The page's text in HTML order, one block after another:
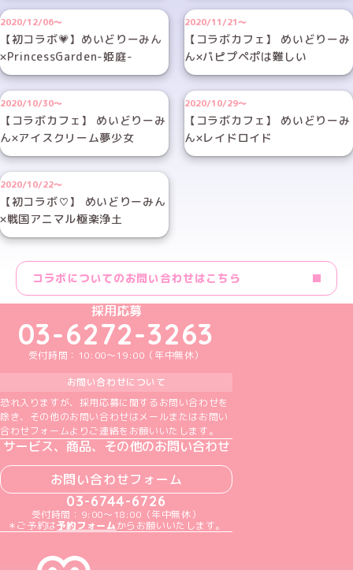
2020/12/06～
【初コラボ💗】めいどりーみん
×PrincessGarden-姫庭-
2020/11/21～
【コラボカフェ】 めいどりーみ
ん×パピプペポは難しい
2020/10/30～
【コラボカフェ】 めいどりーみ
ん×アイスクリーム夢少女
2020/10/29～
【コラボカフェ】 めいどりーみ
ん×レイドロイド
2020/10/22～
【初コラボ♡】 めいどりーみん
×戦国アニマル極楽浄土
コラボについてのお問い合わせはこちら
めいどりーみんTikTok公式アカウント
めいどりーみんX公式アカウント
めいどりーみんInstagram公式アカウント
めいどりーみんFacebook公式アカウン
めいどりーみんYouTube公式アカ
採用応募
03-6272-3263
受付時間：10:00～19:00（年中無休）
お問い合わせについて
恐れ入りますが、採用応募に関するお問い合わせを
除き、その他のお問い合わせはメールまたはお問い
合わせフォームよりご連絡をお願いいたします。
サービス、商品、その他のお問い合わせ
お問い合わせフォーム
03-6744-6726
受付時間：9:00～18:00（年中無休）
＊ご予約は予約フォームからお願いいたします。